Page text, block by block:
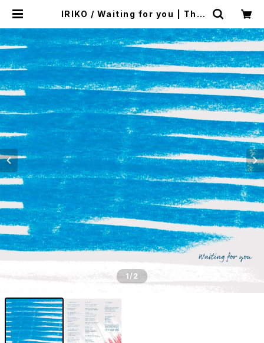
IRIKO / Waiting for you | The
1/2